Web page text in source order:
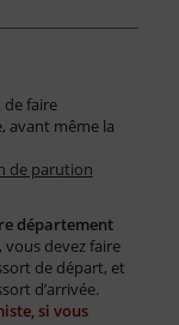
faire
avant même la
de parution
département
devez faire
de départ, et
d’arrivée.
si vous